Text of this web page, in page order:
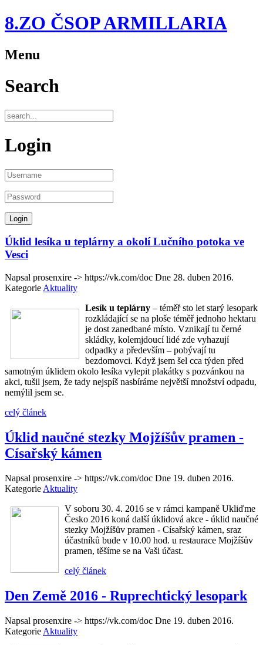
8.ZO ČSOP ARMILLARIA
Menu
Search
Login
Úklid lesíka u teplárny a okolí Lučního potoka ve
Vesci
Napsal prosenxire -> https://vk.com/doc Dne 28. duben 2016.
Kategorie Aktuality
Lesík u teplárny – téměř sto let starý lesopark
rozkládající se na ploše téměř jednoho hektaru
je dost zanedbané místo. Vznikají tu černé
skládky, kolemjdoucí lidé zde vyhazují
odpadky a především – pobývají tu
bezdomovci. Když jsem šel cca týden před
samotným úklidem okolo lesíka vylepit plakátky s pozvánkou na
akci, tušil jsem, že tady nejspíš nasbíráme největší množství odpadu,
nemýlil jsem se.
celý článek
Úklid naučné stezky Mojžíšův pramen -
Císařský kámen
Napsal prosenxire -> https://vk.com/doc Dne 19. duben 2016.
Kategorie Aktuality
V soboru 30. 4. 2016 se v rámci kampaně Ukliďme
Česko 2016 koná další úklidová akce - úklid naučné
stezky Mojžíšův pramen - Císařský kámen, sraz
účastníků bude v 10.00 hod. u restaurace Mojžíšův
pramen, těšíme se na Vaši účast.
celý článek
Den Země 2016 - Ruprechtický lesopark
Napsal prosenxire -> https://vk.com/doc Dne 19. duben 2016.
Kategorie Aktuality